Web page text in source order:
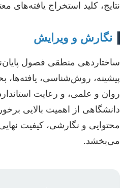
نتایج، کلید استخراج یافته‌های
نگارش و ویرایش
ساختاردهی منطقی فصول
پیشینه، روش‌شناسی، یافته‌ها،
روان و علمی، و رعایت
دانشگاهی از اهمیت بالایی
محتوایی و نگارشی، کیفیت
می‌بخشد.